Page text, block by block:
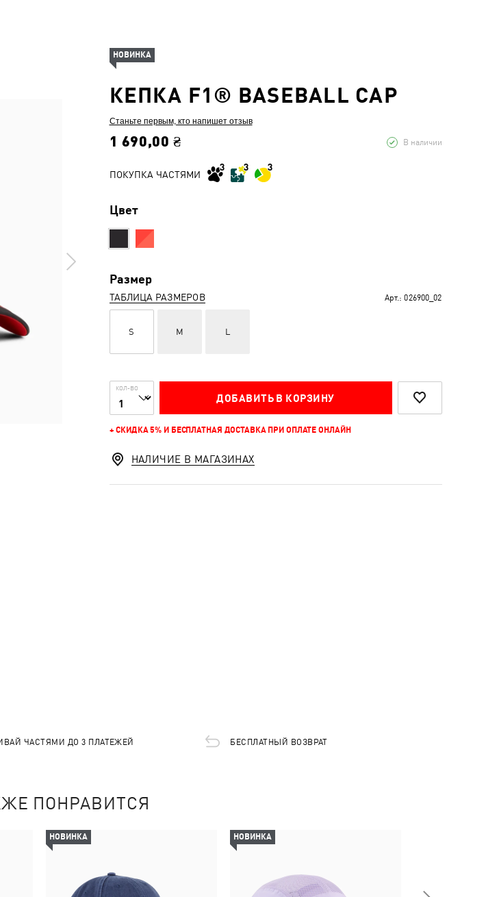
КЕПКА F1® BASEBALL CAP
Станьте первым, кто напишет отзыв
1 690,00 ₴ В наличии
ПОКУПКА ЧАСТЯМИ
Цвет
Размер
ТАБЛИЦА РАЗМЕРОВ Арт.: 026900_02
S M L
КОЛ-ВО
ДОБАВИТЬ В КОРЗИНУ
+ СКИДКА 5% И БЕСПЛАТНАЯ ДОСТАВКА ПРИ ОПЛАТЕ ОНЛАЙН
НОВИНКА
НАЛИЧИЕ В МАГАЗИНАХ
ЧАСТЯМИ ДО 3 ПЛАТЕЖЕЙ БЕСПЛАТНЫЙ ВОЗВРАТ
ПОНРАВИТСЯ
НОВИНКА НОВИНКА